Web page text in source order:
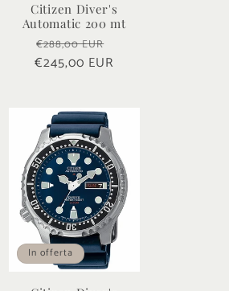
Citizen Diver's
Automatic 200 mt
Prezzo
di
€288,00 EUR
scontato
€245,00 EUR
In offerta